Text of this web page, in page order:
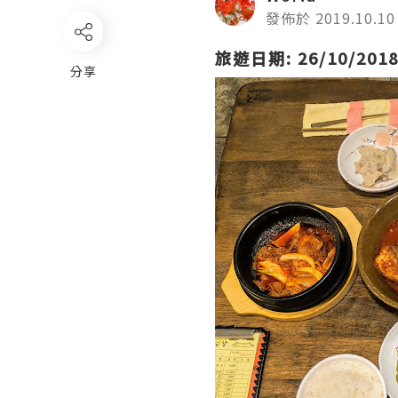
分享
發佈於 2019.10.10
旅遊日期: 26/10/2018